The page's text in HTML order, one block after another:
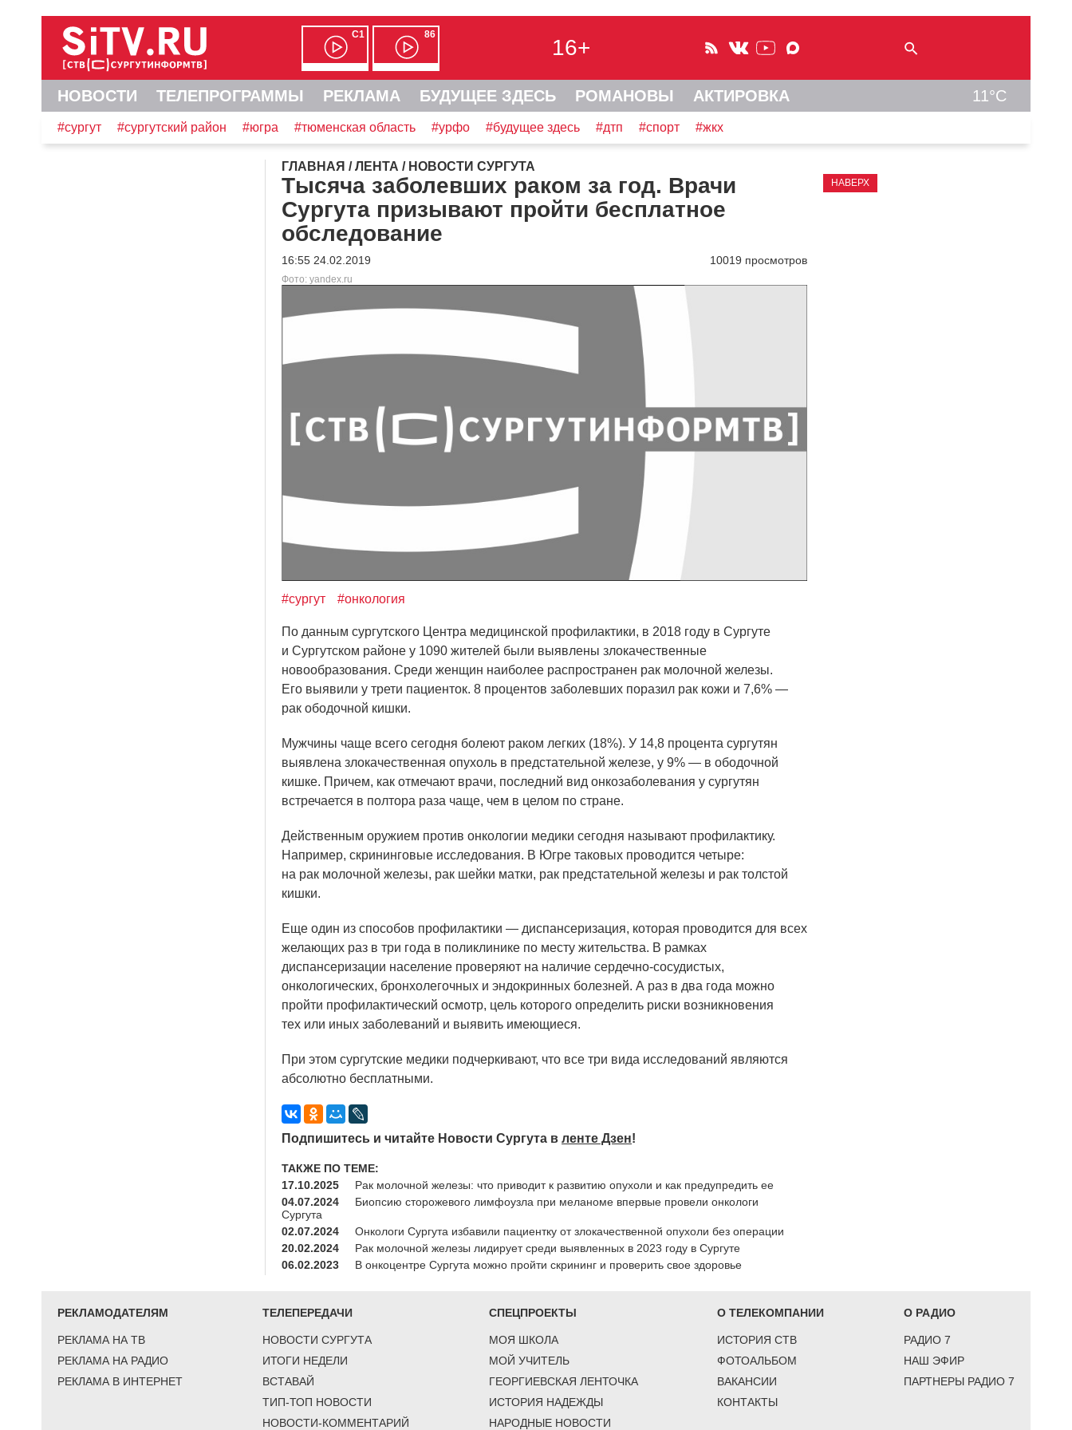
С1 86
16+
НОВОСТИ ТЕЛЕПРОГРАММЫ РЕКЛАМА БУДУЩЕЕ ЗДЕСЬ РОМАНОВЫ АКТИРОВКА 11°C
#сургут #сургутский район #югра #тюменская область #урфо #будущее здесь #дтп #спорт #жкх
ГЛАВНАЯ /ЛЕНТА / НОВОСТИ СУРГУТА
Тысяча заболевших раком за год. Врачи
Сургута призывают пройти бесплатное
обследование
16:55 24.02.2019 10019 просмотров
Фото: yandex.ru
#сургут #онкология
По данным сургутского Центра медицинской профилактики, в 2018 году в Сургуте
и Сургутском районе у 1090 жителей были выявлены злокачественные
новообразования. Среди женщин наиболее распространен рак молочной железы.
Его выявили у трети пациенток. 8 процентов заболевших поразил рак кожи и 7,6% —
рак ободочной кишки.
Мужчины чаще всего сегодня болеют раком легких (18%). У 14,8 процента сургутян
выявлена злокачественная опухоль в предстательной железе, у 9% — в ободочной
кишке. Причем, как отмечают врачи, последний вид онкозаболевания у сургутян
встречается в полтора раза чаще, чем в целом по стране.
Действенным оружием против онкологии медики сегодня называют профилактику.
Например, скрининговые исследования. В Югре таковых проводится четыре:
на рак молочной железы, рак шейки матки, рак предстательной железы и рак толстой
кишки.
Еще один из способов профилактики — диспансеризация, которая проводится для всех
желающих раз в три года в поликлинике по месту жительства. В рамках
диспансеризации население проверяют на наличие сердечно-сосудистых,
онкологических, бронхолегочных и эндокринных болезней. А раз в два года можно
пройти профилактический осмотр, цель которого определить риски возникновения
тех или иных заболеваний и выявить имеющиеся.
При этом сургутские медики подчеркивают, что все три вида исследований являются
абсолютно бесплатными.
Подпишитесь и читайте Новости Сургута в ленте Дзен!
ТАКЖЕ ПО ТЕМЕ:
17.10.2025
Рак молочной железы: что приводит к развитию опухоли и как предупредить ее
04.07.2024
Биопсию сторожевого лимфоузла при меланоме впервые провели онкологи
Сургута
02.07.2024
Онкологи Сургута избавили пациентку от злокачественной опухоли без операции
20.02.2024
Рак молочной железы лидирует среди выявленных в 2023 году в Сургуте
06.02.2023
В онкоцентре Сургута можно пройти скрининг и проверить свое здоровье
НАВЕРХ
РЕКЛАМОДАТЕЛЯМ
РЕКЛАМА НА ТВ
РЕКЛАМА НА РАДИО
РЕКЛАМА В ИНТЕРНЕТ
ТЕЛЕПЕРЕДАЧИ
НОВОСТИ СУРГУТА
ИТОГИ НЕДЕЛИ
ВСТАВАЙ
ТИП-ТОП НОВОСТИ
НОВОСТИ-КОММЕНТАРИЙ
СПЕЦПРОЕКТЫ
МОЯ ШКОЛА
МОЙ УЧИТЕЛЬ
ГЕОРГИЕВСКАЯ ЛЕНТОЧКА
ИСТОРИЯ НАДЕЖДЫ
НАРОДНЫЕ НОВОСТИ
О ТЕЛЕКОМПАНИИ
ИСТОРИЯ СТВ
ФОТОАЛЬБОМ
ВАКАНСИИ
КОНТАКТЫ
О РАДИО
РАДИО 7
НАШ ЭФИР
ПАРТНЕРЫ РАДИО 7